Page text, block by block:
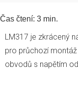
Čas čtení: 3 min.
LM317 je zkrácený
pro průchozí montáž
obvodů s napětím